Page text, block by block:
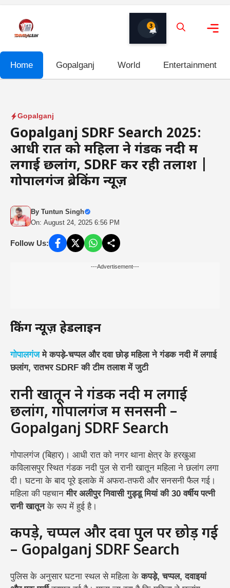
content
3
Home Gopalganj World Entertainment
Gopalganj
Gopalganj SDRF Search 2025:
आधी रात को महिला ने गंडक नदी में
लगाई छलांग, SDRF कर रही तलाश |
गोपालगंज ब्रेकिंग न्यूज़
By Tuntun Singh
On: August 24, 2025 6:56 PM
Follow Us:
---Advertisement---
ब्रेकिंग न्यूज़ हेडलाइन
गोपालगंजमे कपड़े-चप्पल और दवा छोड़ महिला ने गंडक नदी में लगाई
छलांग, रातभर SDRF की टीम तलाश में जुटी
रानी खातून ने गंडक नदी में लगाई
छलांग, गोपालगंज में सनसनी –
Gopalganj SDRF Search
गोपालगंज (बिहार)। आधी रात को नगर थाना क्षेत्र के हरखुआ
कविलासपुर स्थित गंडक नदी पुल से रानी खातून महिला ने छलांग लगा
दी। घटना के बाद पूरे इलाके में अफरा-तफरी और सनसनी फैल गई।
महिला की पहचानमीर अलीपुर निवासी गुड्डू मियां की 30 वर्षीय पत्नी
रानी खातूनके रूप में हुई है।
कपड़े, चप्पल और दवा पुल पर छोड़ गई
– Gopalganj SDRF Search
पुलिस के अनुसार घटना स्थल से महिला केकपड़े, चप्पल, दवाइयां